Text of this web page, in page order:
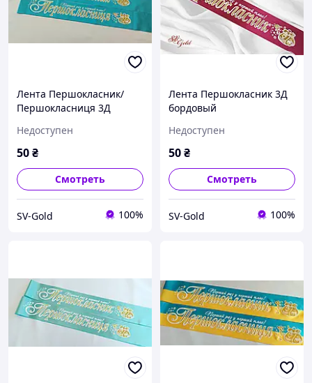
Лента Першокласник/
Першокласниця 3Д
Недоступен
50₴
Смотреть
SV-Gold 100%
Лента Першокласник 3Д
бордовый
Недоступен
50₴
Смотреть
SV-Gold 100%